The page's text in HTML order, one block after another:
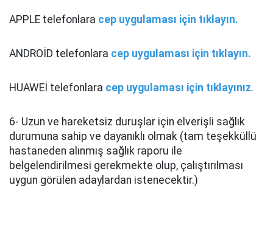
APPLE telefonlara cep uygulaması için tıklayın.
ANDROİD telefonlara cep uygulaması için tıklayın.
HUAWEİ telefonlara cep uygulaması için tıklayınız.
6- Uzun ve hareketsiz duruşlar için elverişli sağlık
durumuna sahip ve dayanıklı olmak (tam teşekküllü
hastaneden alınmış sağlık raporu ile
belgelendirilmesi gerekmekte olup, çalıştırılması
uygun görülen adaylardan istenecektir.)